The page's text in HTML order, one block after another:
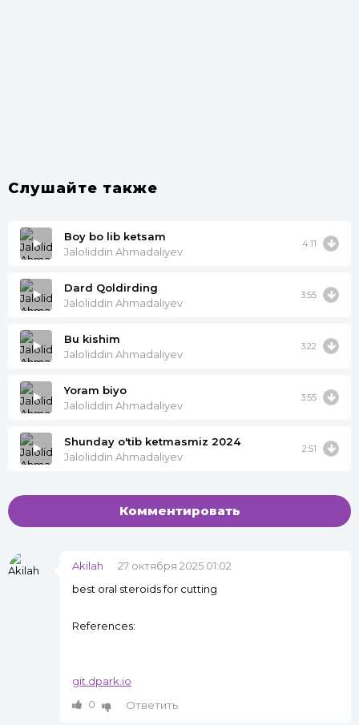
Слушайте также
Boy bo lib ketsam
Jaloliddin Ahmadaliyev
4:11
Dard Qoldirding
Jaloliddin Ahmadaliyev
3:55
Bu kishim
Jaloliddin Ahmadaliyev
3:22
Yoram biyo
Jaloliddin Ahmadaliyev
3:55
Shunday o'tib ketmasmiz 2024
Jaloliddin Ahmadaliyev
2:51
Комментировать
Akilah
27 октября 2025 01:02
best oral steroids for cutting
References:
git.dpark.io
0
Ответить